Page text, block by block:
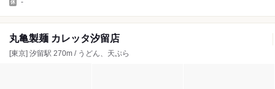
-
丸亀製麺 カレッタ汐留店
[東京] 汐留駅 270m / うどん、天ぷら